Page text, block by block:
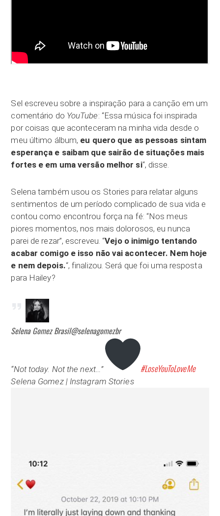
Sel escreveu sobre a inspiração para a canção em um
comentário do YouTube: “Essa música foi inspirada
por coisas que aconteceram na minha vida desde o
meu último álbum, eu quero que as pessoas sintam
esperança e saibam que sairão de situações mais
fortes e em uma versão melhor si“, disse.
Selena também usou os Stories para relatar alguns
sentimentos de um período complicado de sua vida e
contou como encontrou força na fé: “Nos meus
piores momentos, nos mais dolorosos, eu nunca
parei de rezar”, escreveu. “Vejo o inimigo tentando
acabar comigo e isso não vai acontecer. Nem hoje
e nem depois.“, finalizou. Será que foi uma resposta
para Hailey?
Selena Gomez Brasil@selenagomezbr
“Not today. Not the next…” #LoseYouToLoveMe
Selena Gomez | Instagram Stories